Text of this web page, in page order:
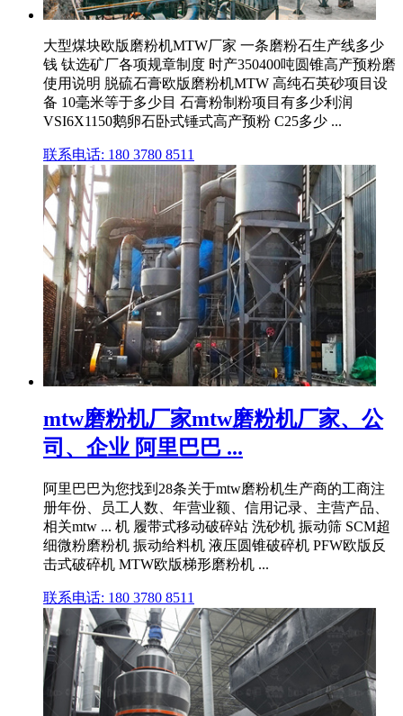
大型煤块欧版磨粉机MTW厂家 一条磨粉石生产线多少
钱 钛选矿厂各项规章制度 时产350400吨圆锥高产预粉磨
使用说明 脱硫石膏欧版磨粉机MTW 高纯石英砂项目设
备 10毫米等于多少目 石膏粉制粉项目有多少利润
VSI6X1150鹅卵石卧式锤式高产预粉 C25多少 ...
联系电话: 180 3780 8511
mtw磨粉机厂家mtw磨粉机厂家、公
司、企业 阿里巴巴 ...
阿里巴巴为您找到28条关于mtw磨粉机生产商的工商注
册年份、员工人数、年营业额、信用记录、主营产品、
相关mtw ... 机 履带式移动破碎站 洗砂机 振动筛 SCM超
细微粉磨粉机 振动给料机 液压圆锥破碎机 PFW欧版反
击式破碎机 MTW欧版梯形磨粉机 ...
联系电话: 180 3780 8511